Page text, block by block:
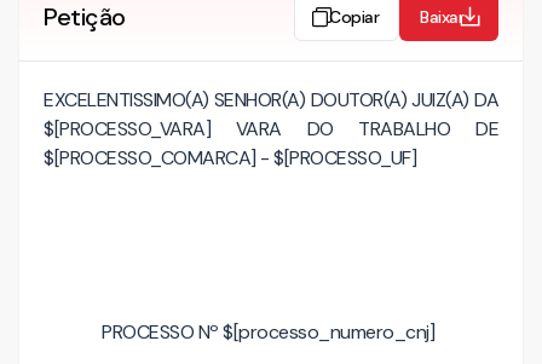
Petição Copiar Baixar
EXCELENTISSIMO(A) SENHOR(A) DOUTOR(A) JUIZ(A) DA
$[PROCESSO_VARA] VARA DO TRABALHO DE
$[PROCESSO_COMARCA] - $[PROCESSO_UF]
PROCESSO Nº $[processo_numero_cnj]